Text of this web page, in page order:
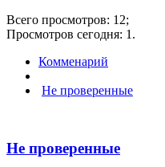
Всего просмотров: 12;
Просмотров сегодня: 1.
Комменарий
Не проверенные
Не проверенные